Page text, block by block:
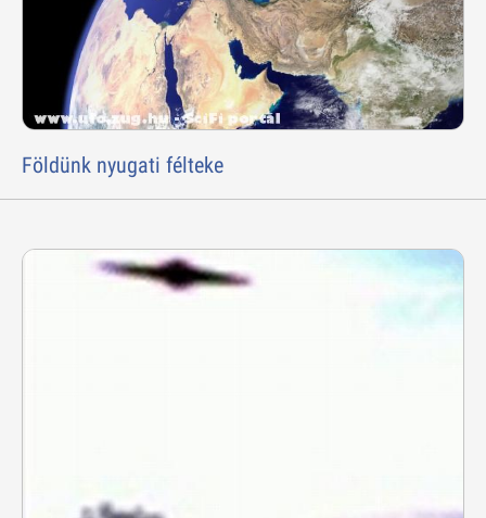
Földünk nyugati félteke